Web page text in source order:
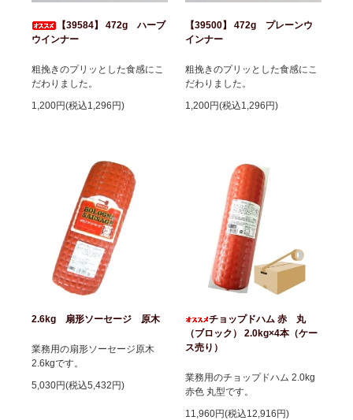
【39584】 472g ハーブ
ウインナー
粗挽きのプリッとした食感にこ
だわりました。
1,200円(税込1,296円)
【39500】 472g プレーンウ
インナー
粗挽きのプリッとした食感にこ
だわりました。
1,200円(税込1,296円)
2.6kg 扇形ソーセージ 原木
業務用の扇形ソーセージ原木
2.6kgです。
5,030円(税込5,432円)
チョップドハム 赤 丸
（ブロック） 2.0kg×4本（ケー
ス売り）
業務用のチョップドハム 2.0kg
赤色 丸型です。
11,960円(税込12,916円)